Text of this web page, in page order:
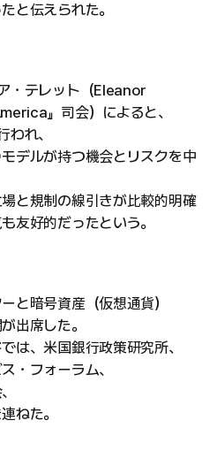
と伝えられた。
・テレット（Eleanor
』司会）によると、
れ、
デルが持つ機会とリスクを中
と規制の線引きが比較的明確
友好的だったという。
と暗号資産（仮想通貨）
出席した。
は、米国銀行政策研究所、
・フォーラム、
ねた。